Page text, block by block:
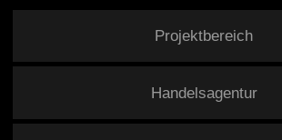
Projektbereich
Handelsagentur